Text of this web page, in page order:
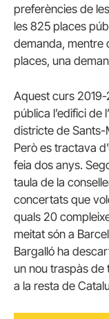
preferències de
les 825 places
demanda, mentre
places, una
Aquest curs
pública l’edifici de
districte de Sants-
Però es tractava
feia dos anys.
taula de la
concertats que
quals 20
meitat són a
Bargalló ha
un nou traspàs de
a la resta de